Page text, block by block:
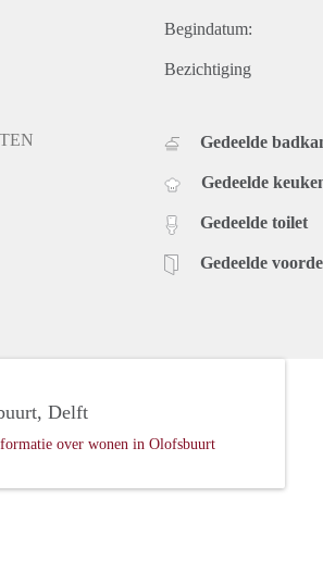
Begindatum:
Bezichtiging
Gedeelde
Gedeelde
Gedeelde toilet
Gedeelde
Delft
over wonen in Olofsbuurt